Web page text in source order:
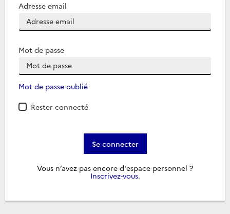
Adresse email
Mot de passe
Mot de passe oublié
Rester connecté
Se connecter
Vous n’avez pas encore d'espace personnel ?
Inscrivez-vous.